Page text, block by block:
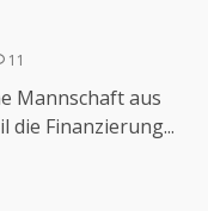
11
Mannschaft aus
die Finanzierung...